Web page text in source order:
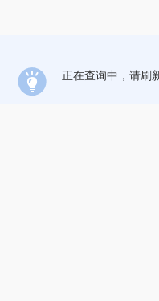
正在查询中，请刷